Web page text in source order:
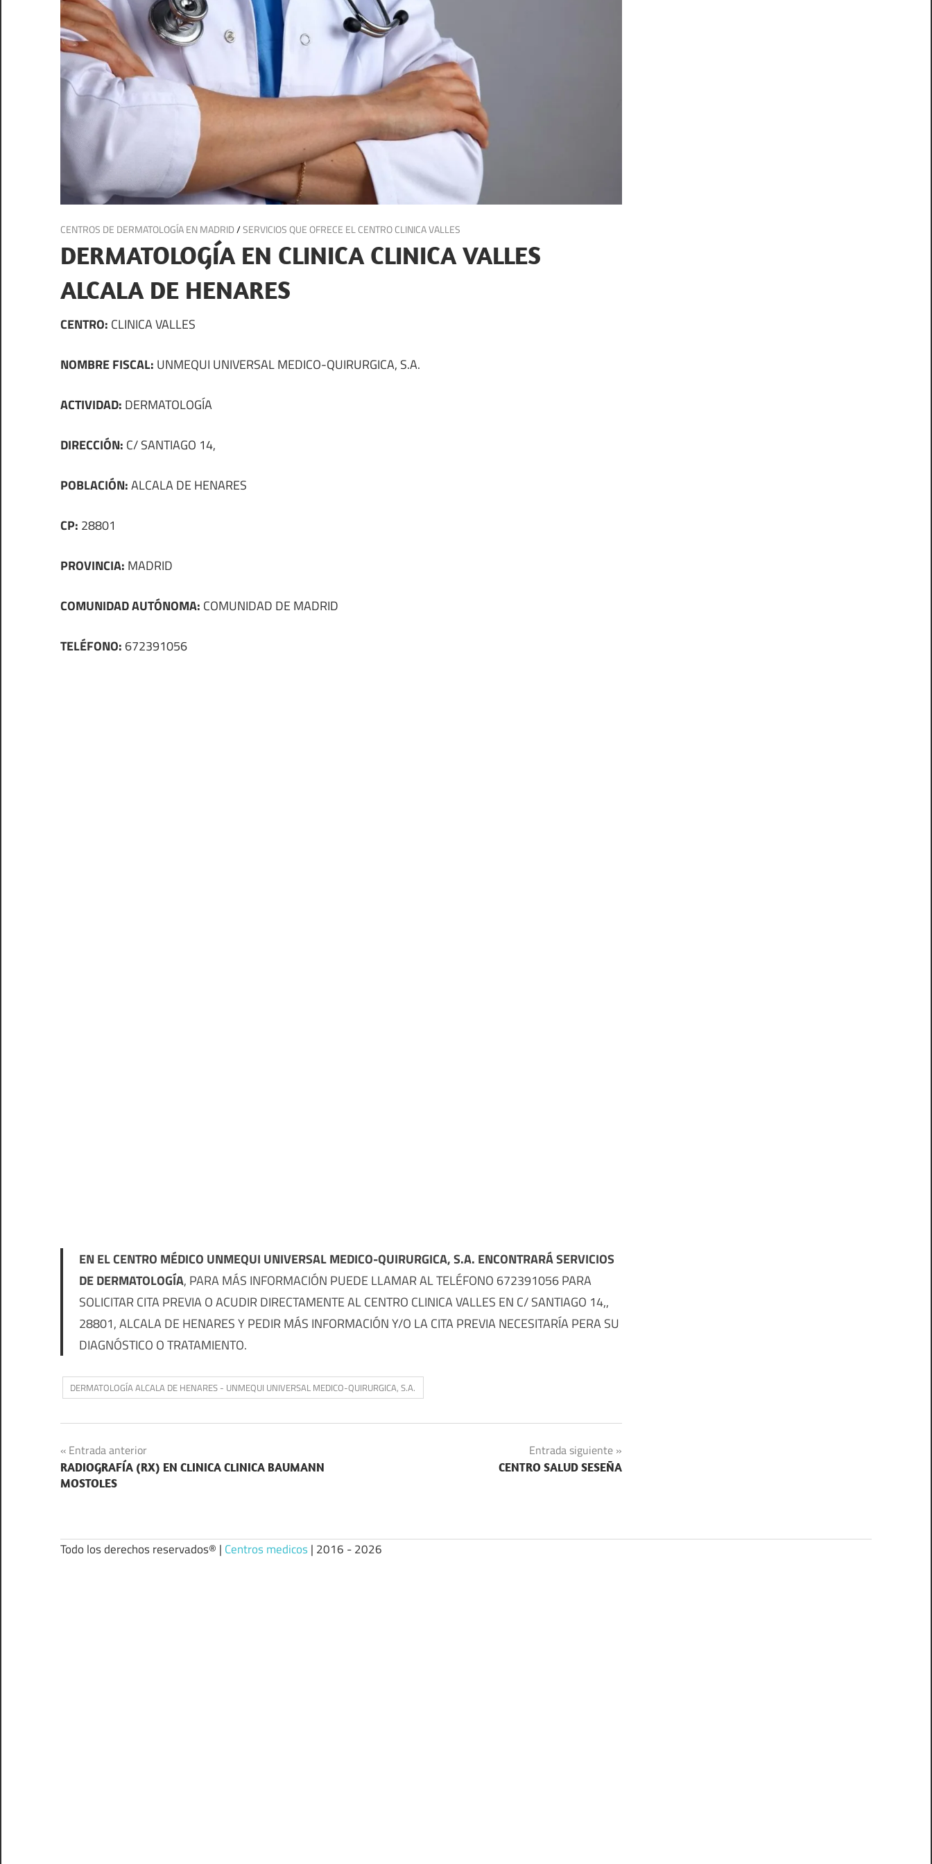
18 de abril de 2025
CENTROS DE DERMATOLOGÍA EN MADRID/SERVICIOS QUE OFRECE EL CENTRO CLINICA VALLES
DERMATOLOGÍA EN CLINICA CLINICA VALLES
ALCALA DE HENARES
CENTRO: CLINICA VALLES
NOMBRE FISCAL: UNMEQUI UNIVERSAL MEDICO-QUIRURGICA, S.A.
ACTIVIDAD: DERMATOLOGÍA
DIRECCIÓN: C/ SANTIAGO 14,
POBLACIÓN:ALCALA DE HENARES
CP: 28801
PROVINCIA: MADRID
COMUNIDAD AUTÓNOMA: COMUNIDAD DE MADRID
TELÉFONO: 672391056
EN EL CENTRO MÉDICO UNMEQUI UNIVERSAL MEDICO-QUIRURGICA, S.A. ENCONTRARÁ SERVICIOS
DE DERMATOLOGÍA, PARA MÁS INFORMACIÓN PUEDE LLAMAR AL TELÉFONO 672391056 PARA
SOLICITAR CITA PREVIA O ACUDIR DIRECTAMENTE AL CENTRO CLINICA VALLES EN C/ SANTIAGO 14,,
28801, ALCALA DE HENARES Y PEDIR MÁS INFORMACIÓN Y/O LA CITA PREVIA NECESITARÍA PERA SU
DIAGNÓSTICO O TRATAMIENTO.
DERMATOLOGÍA ALCALA DE HENARES - UNMEQUI UNIVERSAL MEDICO-QUIRURGICA, S.A.
Navegación
de
Entrada anterior
RADIOGRAFÍA (RX) EN CLINICA CLINICA BAUMANN
MOSTOLES
Entrada siguiente
CENTRO SALUD SESEÑA
Todo los derechos reservados® | Centros medicos| 2016 - 2026